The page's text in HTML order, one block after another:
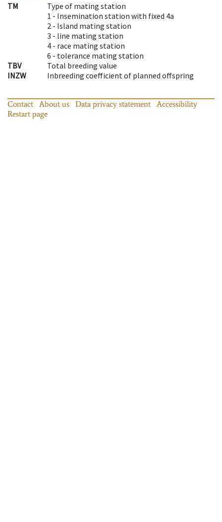
TM
Type of mating station
1 - Insemination station with fixed 4a
2 - Island mating station
3 - line mating station
4 - race mating station
6 - tolerance mating station
TBV
Total breeding value
INZW
Inbreeding coefficient of planned offspring
Contact About us Data privacy statement
Accessibility
Restart page